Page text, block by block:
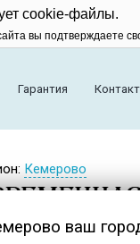
cookie-файлы.
вы подтверждаете
Гарантия
Кемерово
ваш